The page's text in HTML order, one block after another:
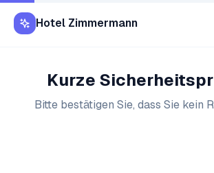
Hotel Zimmermann
Kurze
Bitte bestätigen Sie, dass Sie kein